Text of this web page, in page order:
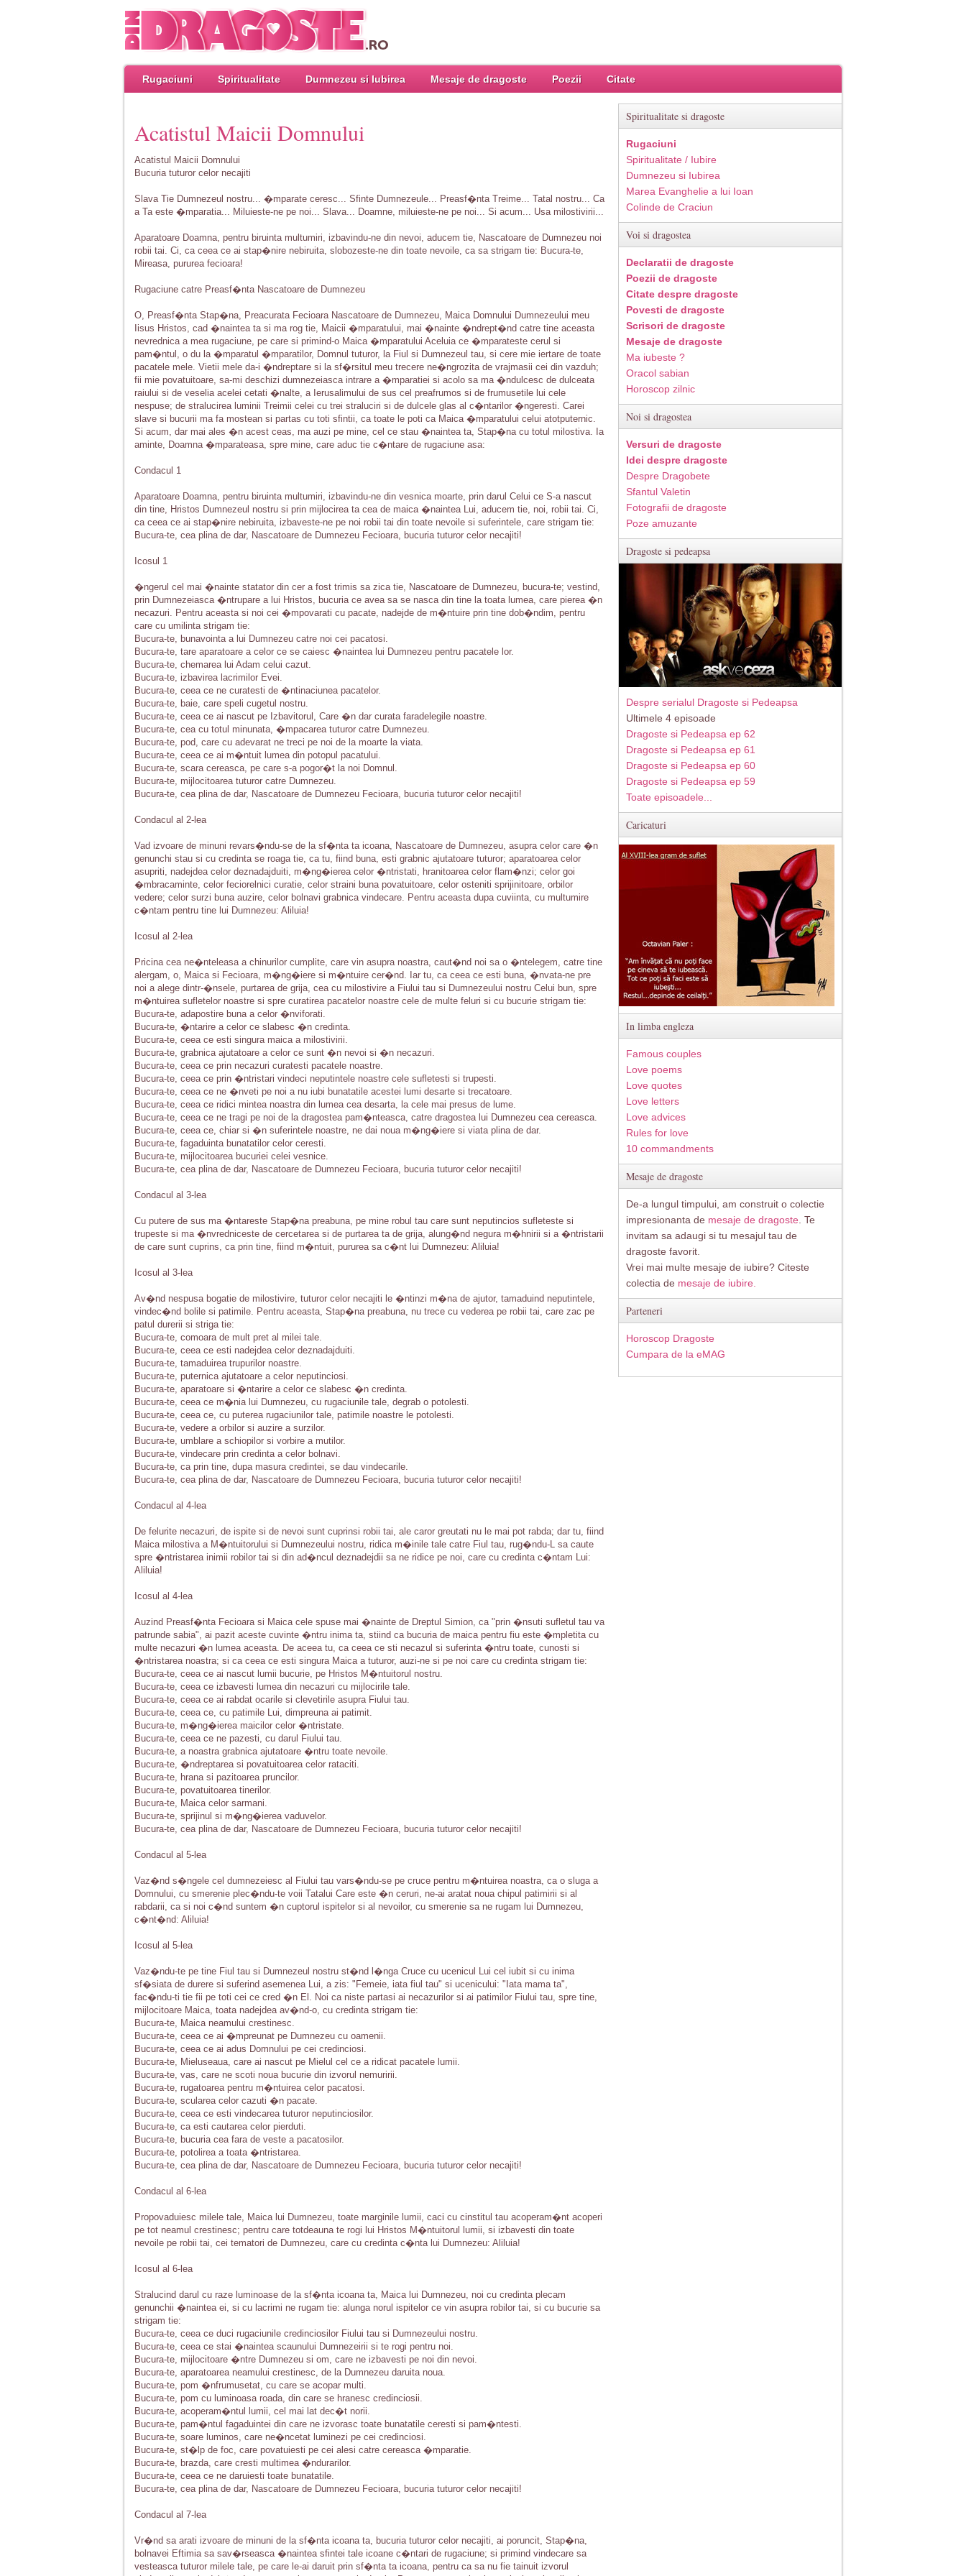
Rugaciuni Spiritualitate Dumnezeu si Iubirea Mesaje de dragoste Poezii Citate
Acatistul Maicii Domnului
Acatistul Maicii Domnului
Bucuria tuturor celor necajiti
Slava Tie Dumnezeul nostru... �mparate ceresc... Sfinte Dumnezeule... Preasf�nta Treime... Tatal nostru... Ca
a Ta este �mparatia... Miluieste-ne pe noi... Slava... Doamne, miluieste-ne pe noi... Si acum... Usa milostivirii...
Aparatoare Doamna, pentru biruinta multumiri, izbavindu-ne din nevoi, aducem tie, Nascatoare de Dumnezeu noi
robii tai. Ci, ca ceea ce ai stap�nire nebiruita, slobozeste-ne din toate nevoile, ca sa strigam tie: Bucura-te,
Mireasa, pururea fecioara!
Rugaciune catre Preasf�nta Nascatoare de Dumnezeu
O, Preasf�nta Stap�na, Preacurata Fecioara Nascatoare de Dumnezeu, Maica Domnului Dumnezeului meu
Iisus Hristos, cad �naintea ta si ma rog tie, Maicii �mparatului, mai �nainte �ndrept�nd catre tine aceasta
nevrednica a mea rugaciune, pe care si primind-o Maica �mparatului Aceluia ce �mparateste cerul si
pam�ntul, o du la �mparatul �mparatilor, Domnul tuturor, la Fiul si Dumnezeul tau, si cere mie iertare de toate
pacatele mele. Vietii mele da-i �ndreptare si la sf�rsitul meu trecere ne�ngrozita de vrajmasii cei din vazduh;
fii mie povatuitoare, sa-mi deschizi dumnezeiasca intrare a �mparatiei si acolo sa ma �ndulcesc de dulceata
raiului si de veselia acelei cetati �nalte, a Ierusalimului de sus cel preafrumos si de frumusetile lui cele
nespuse; de stralucirea luminii Treimii celei cu trei straluciri si de dulcele glas al c�ntarilor �ngeresti. Carei
slave si bucurii ma fa mostean si partas cu toti sfintii, ca toate le poti ca Maica �mparatului celui atotputernic.
Si acum, dar mai ales �n acest ceas, ma auzi pe mine, cel ce stau �naintea ta, Stap�na cu totul milostiva. Ia
aminte, Doamna �mparateasa, spre mine, care aduc tie c�ntare de rugaciune asa:
Condacul 1
Aparatoare Doamna, pentru biruinta multumiri, izbavindu-ne din vesnica moarte, prin darul Celui ce S-a nascut
din tine, Hristos Dumnezeul nostru si prin mijlocirea ta cea de maica �naintea Lui, aducem tie, noi, robii tai. Ci,
ca ceea ce ai stap�nire nebiruita, izbaveste-ne pe noi robii tai din toate nevoile si suferintele, care strigam tie:
Bucura-te, cea plina de dar, Nascatoare de Dumnezeu Fecioara, bucuria tuturor celor necajiti!
Icosul 1
�ngerul cel mai �nainte statator din cer a fost trimis sa zica tie, Nascatoare de Dumnezeu, bucura-te; vestind,
prin Dumnezeiasca �ntrupare a lui Hristos, bucuria ce avea sa se nasca din tine la toata lumea, care pierea �n
necazuri. Pentru aceasta si noi cei �mpovarati cu pacate, nadejde de m�ntuire prin tine dob�ndim, pentru
care cu umilinta strigam tie:
Bucura-te, bunavointa a lui Dumnezeu catre noi cei pacatosi.
Bucura-te, tare aparatoare a celor ce se caiesc �naintea lui Dumnezeu pentru pacatele lor.
Bucura-te, chemarea lui Adam celui cazut.
Bucura-te, izbavirea lacrimilor Evei.
Bucura-te, ceea ce ne curatesti de �ntinaciunea pacatelor.
Bucura-te, baie, care speli cugetul nostru.
Bucura-te, ceea ce ai nascut pe Izbavitorul, Care �n dar curata faradelegile noastre.
Bucura-te, cea cu totul minunata, �mpacarea tuturor catre Dumnezeu.
Bucura-te, pod, care cu adevarat ne treci pe noi de la moarte la viata.
Bucura-te, ceea ce ai m�ntuit lumea din potopul pacatului.
Bucura-te, scara cereasca, pe care s-a pogor�t la noi Domnul.
Bucura-te, mijlocitoarea tuturor catre Dumnezeu.
Bucura-te, cea plina de dar, Nascatoare de Dumnezeu Fecioara, bucuria tuturor celor necajiti!
Condacul al 2-lea
Vad izvoare de minuni revars�ndu-se de la sf�nta ta icoana, Nascatoare de Dumnezeu, asupra celor care �n
genunchi stau si cu credinta se roaga tie, ca tu, fiind buna, esti grabnic ajutatoare tuturor; aparatoarea celor
asupriti, nadejdea celor deznadajduiti, m�ng�ierea celor �ntristati, hranitoarea celor flam�nzi; celor goi
�mbracaminte, celor feciorelnici curatie, celor straini buna povatuitoare, celor osteniti sprijinitoare, orbilor
vedere; celor surzi buna auzire, celor bolnavi grabnica vindecare. Pentru aceasta dupa cuviinta, cu multumire
c�ntam pentru tine lui Dumnezeu: Aliluia!
Icosul al 2-lea
Pricina cea ne�nteleasa a chinurilor cumplite, care vin asupra noastra, caut�nd noi sa o �ntelegem, catre tine
alergam, o, Maica si Fecioara, m�ng�iere si m�ntuire cer�nd. Iar tu, ca ceea ce esti buna, �nvata-ne pre
noi a alege dintr-�nsele, purtarea de grija, cea cu milostivire a Fiului tau si Dumnezeului nostru Celui bun, spre
m�ntuirea sufletelor noastre si spre curatirea pacatelor noastre cele de multe feluri si cu bucurie strigam tie:
Bucura-te, adapostire buna a celor �nviforati.
Bucura-te, �ntarire a celor ce slabesc �n credinta.
Bucura-te, ceea ce esti singura maica a milostivirii.
Bucura-te, grabnica ajutatoare a celor ce sunt �n nevoi si �n necazuri.
Bucura-te, ceea ce prin necazuri curatesti pacatele noastre.
Bucura-te, ceea ce prin �ntristari vindeci neputintele noastre cele sufletesti si trupesti.
Bucura-te, ceea ce ne �nveti pe noi a nu iubi bunatatile acestei lumi desarte si trecatoare.
Bucura-te, ceea ce ridici mintea noastra din lumea cea desarta, la cele mai presus de lume.
Bucura-te, ceea ce ne tragi pe noi de la dragostea pam�nteasca, catre dragostea lui Dumnezeu cea cereasca.
Bucura-te, ceea ce, chiar si �n suferintele noastre, ne dai noua m�ng�iere si viata plina de dar.
Bucura-te, fagaduinta bunatatilor celor ceresti.
Bucura-te, mijlocitoarea bucuriei celei vesnice.
Bucura-te, cea plina de dar, Nascatoare de Dumnezeu Fecioara, bucuria tuturor celor necajiti!
Condacul al 3-lea
Cu putere de sus ma �ntareste Stap�na preabuna, pe mine robul tau care sunt neputincios sufleteste si
trupeste si ma �nvredniceste de cercetarea si de purtarea ta de grija, alung�nd negura m�hnirii si a �ntristarii
de care sunt cuprins, ca prin tine, fiind m�ntuit, pururea sa c�nt lui Dumnezeu: Aliluia!
Icosul al 3-lea
Av�nd nespusa bogatie de milostivire, tuturor celor necajiti le �ntinzi m�na de ajutor, tamaduind neputintele,
vindec�nd bolile si patimile. Pentru aceasta, Stap�na preabuna, nu trece cu vederea pe robii tai, care zac pe
patul durerii si striga tie:
Bucura-te, comoara de mult pret al milei tale.
Bucura-te, ceea ce esti nadejdea celor deznadajduiti.
Bucura-te, tamaduirea trupurilor noastre.
Bucura-te, puternica ajutatoare a celor neputinciosi.
Bucura-te, aparatoare si �ntarire a celor ce slabesc �n credinta.
Bucura-te, ceea ce m�nia lui Dumnezeu, cu rugaciunile tale, degrab o potolesti.
Bucura-te, ceea ce, cu puterea rugaciunilor tale, patimile noastre le potolesti.
Bucura-te, vedere a orbilor si auzire a surzilor.
Bucura-te, umblare a schiopilor si vorbire a mutilor.
Bucura-te, vindecare prin credinta a celor bolnavi.
Bucura-te, ca prin tine, dupa masura credintei, se dau vindecarile.
Bucura-te, cea plina de dar, Nascatoare de Dumnezeu Fecioara, bucuria tuturor celor necajiti!
Condacul al 4-lea
De felurite necazuri, de ispite si de nevoi sunt cuprinsi robii tai, ale caror greutati nu le mai pot rabda; dar tu, fiind
Maica milostiva a M�ntuitorului si Dumnezeului nostru, ridica m�inile tale catre Fiul tau, rug�ndu-L sa caute
spre �ntristarea inimii robilor tai si din ad�ncul deznadejdii sa ne ridice pe noi, care cu credinta c�ntam Lui:
Aliluia!
Icosul al 4-lea
Auzind Preasf�nta Fecioara si Maica cele spuse mai �nainte de Dreptul Simion, ca "prin �nsuti sufletul tau va
patrunde sabia", ai pazit aceste cuvinte �ntru inima ta, stiind ca bucuria de maica pentru fiu este �mpletita cu
multe necazuri �n lumea aceasta. De aceea tu, ca ceea ce sti necazul si suferinta �ntru toate, cunosti si
�ntristarea noastra; si ca ceea ce esti singura Maica a tuturor, auzi-ne si pe noi care cu credinta strigam tie:
Bucura-te, ceea ce ai nascut lumii bucurie, pe Hristos M�ntuitorul nostru.
Bucura-te, ceea ce izbavesti lumea din necazuri cu mijlocirile tale.
Bucura-te, ceea ce ai rabdat ocarile si clevetirile asupra Fiului tau.
Bucura-te, ceea ce, cu patimile Lui, dimpreuna ai patimit.
Bucura-te, m�ng�ierea maicilor celor �ntristate.
Bucura-te, ceea ce ne pazesti, cu darul Fiului tau.
Bucura-te, a noastra grabnica ajutatoare �ntru toate nevoile.
Bucura-te, �ndreptarea si povatuitoarea celor rataciti.
Bucura-te, hrana si pazitoarea pruncilor.
Bucura-te, povatuitoarea tinerilor.
Bucura-te, Maica celor sarmani.
Bucura-te, sprijinul si m�ng�ierea vaduvelor.
Bucura-te, cea plina de dar, Nascatoare de Dumnezeu Fecioara, bucuria tuturor celor necajiti!
Condacul al 5-lea
Vaz�nd s�ngele cel dumnezeiesc al Fiului tau vars�ndu-se pe cruce pentru m�ntuirea noastra, ca o sluga a
Domnului, cu smerenie plec�ndu-te voii Tatalui Care este �n ceruri, ne-ai aratat noua chipul patimirii si al
rabdarii, ca si noi c�nd suntem �n cuptorul ispitelor si al nevoilor, cu smerenie sa ne rugam lui Dumnezeu,
c�nt�nd: Aliluia!
Icosul al 5-lea
Vaz�ndu-te pe tine Fiul tau si Dumnezeul nostru st�nd l�nga Cruce cu ucenicul Lui cel iubit si cu inima
sf�siata de durere si suferind asemenea Lui, a zis: "Femeie, iata fiul tau" si ucenicului: "Iata mama ta",
fac�ndu-ti tie fii pe toti cei ce cred �n El. Noi ca niste partasi ai necazurilor si ai patimilor Fiului tau, spre tine,
mijlocitoare Maica, toata nadejdea av�nd-o, cu credinta strigam tie:
Bucura-te, Maica neamului crestinesc.
Bucura-te, ceea ce ai �mpreunat pe Dumnezeu cu oamenii.
Bucura-te, ceea ce ai adus Domnului pe cei credinciosi.
Bucura-te, Mieluseaua, care ai nascut pe Mielul cel ce a ridicat pacatele lumii.
Bucura-te, vas, care ne scoti noua bucurie din izvorul nemuririi.
Bucura-te, rugatoarea pentru m�ntuirea celor pacatosi.
Bucura-te, scularea celor cazuti �n pacate.
Bucura-te, ceea ce esti vindecarea tuturor neputinciosilor.
Bucura-te, ca esti cautarea celor pierduti.
Bucura-te, bucuria cea fara de veste a pacatosilor.
Bucura-te, potolirea a toata �ntristarea.
Bucura-te, cea plina de dar, Nascatoare de Dumnezeu Fecioara, bucuria tuturor celor necajiti!
Condacul al 6-lea
Propovaduiesc milele tale, Maica lui Dumnezeu, toate marginile lumii, caci cu cinstitul tau acoperam�nt acoperi
pe tot neamul crestinesc; pentru care totdeauna te rogi lui Hristos M�ntuitorul lumii, si izbavesti din toate
nevoile pe robii tai, cei tematori de Dumnezeu, care cu credinta c�nta lui Dumnezeu: Aliluia!
Icosul al 6-lea
Stralucind darul cu raze luminoase de la sf�nta icoana ta, Maica lui Dumnezeu, noi cu credinta plecam
genunchii �naintea ei, si cu lacrimi ne rugam tie: alunga norul ispitelor ce vin asupra robilor tai, si cu bucurie sa
strigam tie:
Bucura-te, ceea ce duci rugaciunile credinciosilor Fiului tau si Dumnezeului nostru.
Bucura-te, ceea ce stai �naintea scaunului Dumnezeirii si te rogi pentru noi.
Bucura-te, mijlocitoare �ntre Dumnezeu si om, care ne izbavesti pe noi din nevoi.
Bucura-te, aparatoarea neamului crestinesc, de la Dumnezeu daruita noua.
Bucura-te, pom �nfrumusetat, cu care se acopar multi.
Bucura-te, pom cu luminoasa roada, din care se hranesc credinciosii.
Bucura-te, acoperam�ntul lumii, cel mai lat dec�t norii.
Bucura-te, pam�ntul fagaduintei din care ne izvorasc toate bunatatile ceresti si pam�ntesti.
Bucura-te, soare luminos, care ne�ncetat luminezi pe cei credinciosi.
Bucura-te, st�lp de foc, care povatuiesti pe cei alesi catre cereasca �mparatie.
Bucura-te, brazda, care cresti multimea �ndurarilor.
Bucura-te, ceea ce ne daruiesti toate bunatatile.
Bucura-te, cea plina de dar, Nascatoare de Dumnezeu Fecioara, bucuria tuturor celor necajiti!
Condacul al 7-lea
Vr�nd sa arati izvoare de minuni de la sf�nta icoana ta, bucuria tuturor celor necajiti, ai poruncit, Stap�na,
bolnavei Eftimia sa sav�rseasca �naintea sfintei tale icoane c�ntari de rugaciune; si primind vindecare sa
vesteasca tuturor milele tale, pe care le-ai daruit prin sf�nta ta icoana, pentru ca sa nu fie tainuit izvorul
Spiritualitate si dragoste
Rugaciuni
Spiritualitate / Iubire
Dumnezeu si Iubirea
Marea Evanghelie a lui Ioan
Colinde de Craciun
Voi si dragostea
Declaratii de dragoste
Poezii de dragoste
Citate despre dragoste
Povesti de dragoste
Scrisori de dragoste
Mesaje de dragoste
Ma iubeste ?
Oracol sabian
Horoscop zilnic
Noi si dragostea
Versuri de dragoste
Idei despre dragoste
Despre Dragobete
Sfantul Valetin
Fotografii de dragoste
Poze amuzante
Dragoste si pedeapsa
Despre serialul Dragoste si Pedeapsa
Ultimele 4 episoade
Dragoste si Pedeapsa ep 62
Dragoste si Pedeapsa ep 61
Dragoste si Pedeapsa ep 60
Dragoste si Pedeapsa ep 59
Toate episoadele...
Caricaturi
In limba engleza
Famous couples
Love poems
Love quotes
Love letters
Love advices
Rules for love
10 commandments
Mesaje de dragoste
De-a lungul timpului, am construit o colectie
impresionanta de mesaje de dragoste . Te
invitam sa adaugi si tu mesajul tau de
dragoste favorit.
Vrei mai multe mesaje de iubire? Citeste
colectia de mesaje de iubire.
Parteneri
Horoscop Dragoste
Cumpara de la eMAG